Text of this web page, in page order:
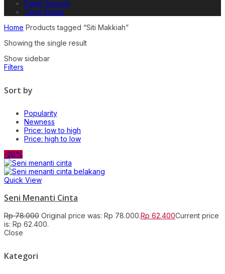
Paket Spesial
Teori Sastra
Home Products tagged “Siti Makkiah”
Showing the single result
Show sidebar
Filters
Sort by
Popularity
Newness
Price: low to high
Price: high to low
-20%
Quick View
Seni Menanti Cinta
Rp78.000 Original price was: Rp 78.000.Rp 62.400Current price
is: Rp 62.400.
Close
Kategori